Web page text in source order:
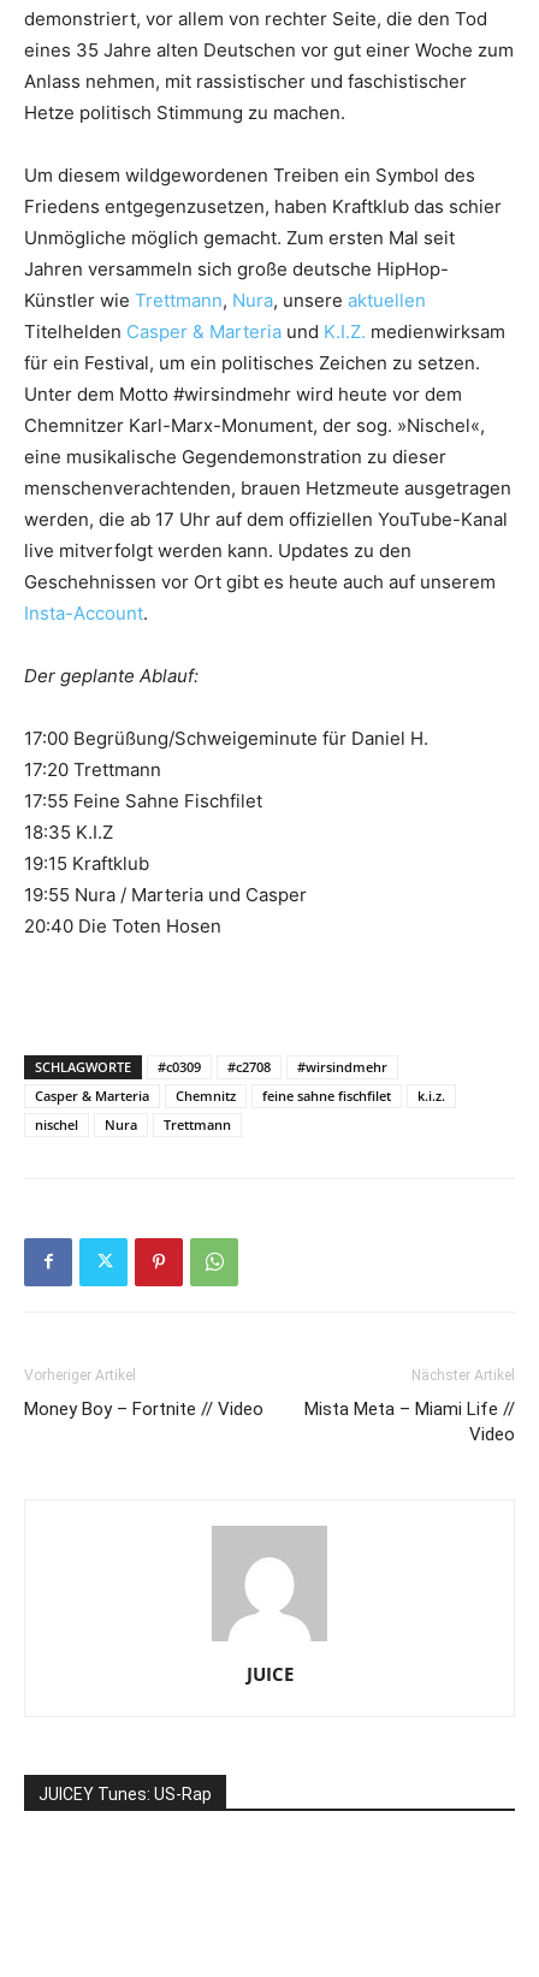
demonstriert, vor allem von rechter Seite, die den Tod
eines 35 Jahre alten Deutschen vor gut einer Woche zum
Anlass nehmen, mit rassistischer und faschistischer
Hetze politisch Stimmung zu machen.
Um diesem wildgewordenen Treiben ein Symbol des
Friedens entgegenzusetzen, haben Kraftklub das schier
Unmögliche möglich gemacht. Zum ersten Mal seit
Jahren versammeln sich große deutsche HipHop-
Künstler wie Trettmann, Nura, unsere aktuellen
Titelhelden Casper & Marteria und K.I.Z. medienwirksam
für ein Festival, um ein politisches Zeichen zu setzen.
Unter dem Motto #wirsindmehr wird heute vor dem
Chemnitzer Karl-Marx-Monument, der sog. »Nischel«,
eine musikalische Gegendemonstration zu dieser
menschenverachtenden, brauen Hetzmeute ausgetragen
werden, die ab 17 Uhr auf dem offiziellen YouTube-Kanal
live mitverfolgt werden kann. Updates zu den
Geschehnissen vor Ort gibt es heute auch auf unserem
Insta-Account.
Der geplante Ablauf:
17:00 Begrüßung/Schweigeminute für Daniel H.
17:20 Trettmann
17:55 Feine Sahne Fischfilet
18:35 K.I.Z
19:15 Kraftklub
19:55 Nura / Marteria und Casper
20:40 Die Toten Hosen
SCHLAGWORTE #c0309 #c2708
#wirsindmehr
Casper & Marteria
Chemnitz feine sahne fischfilet
k.i.z.
nischel
Nura Trettmann
Vorheriger Artikel
Money Boy – Fortnite // Video
Nächster Artikel
Mista Meta – Miami Life //
Video
JUICE
JUICEY Tunes: US-Rap